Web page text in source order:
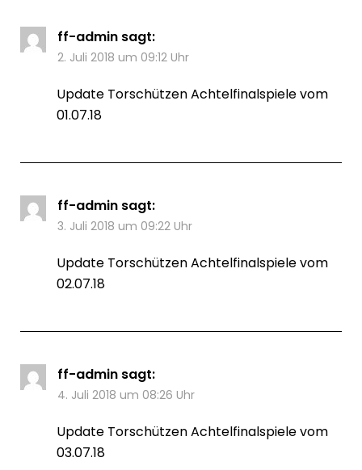
ff-admin sagt:
2. Juli 2018 um 09:12 Uhr
Update Torschützen Achtelfinalspiele vom
01.07.18
ff-admin sagt:
3. Juli 2018 um 09:22 Uhr
Update Torschützen Achtelfinalspiele vom
02.07.18
ff-admin sagt:
4. Juli 2018 um 08:26 Uhr
Update Torschützen Achtelfinalspiele vom
03.07.18